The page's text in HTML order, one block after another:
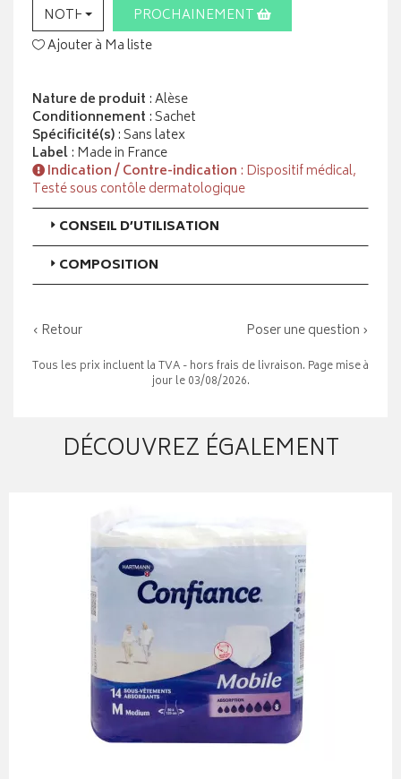
NOTHING SELECTEDPROCHAINEMENT
Ajouter à Ma liste
Nature de produit : Alèse
Conditionnement : Sachet
Spécificité(s): Sans latex
Label: Made in France
Indication / Contre-indication : Dispositif médical,
Testé sous contôle dermatologique
CONSEIL D’UTILISATION
COMPOSITION
‹ Retour Poser une question ›
Tous les prix incluent la TVA - hors frais de livraison. Page mise à
jour le 03/08/2026.
DÉCOUVREZ ÉGALEMENT